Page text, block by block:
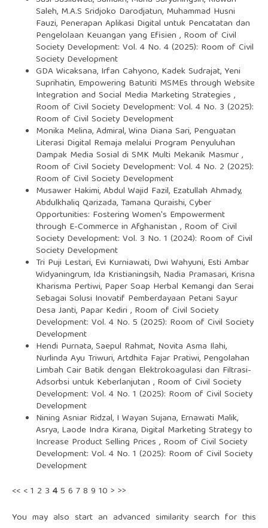
Saleh, M.A.S Sridjoko Darodjatun, Muhammad Husni
Fauzi, Penerapan Aplikasi Digital untuk Pencatatan dan
Pengelolaan Keuangan yang Efisien , Room of Civil
Society Development: Vol. 4 No. 4 (2025): Room of Civil
Society Development
GDA Wicaksana, Irfan Cahyono, Kadek Sudrajat, Yeni
Suprihatin, Empowering Baturiti MSMEs through Website
Integration and Social Media Marketing Strategies ,
Room of Civil Society Development: Vol. 4 No. 3 (2025):
Room of Civil Society Development
Monika Melina, Admiral, Wina Diana Sari, Penguatan
Literasi Digital Remaja melalui Program Penyuluhan
Dampak Media Sosial di SMK Multi Mekanik Masmur,
Room of Civil Society Development: Vol. 4 No. 2 (2025):
Room of Civil Society Development
Musawer Hakimi, Abdul Wajid Fazil, Ezatullah Ahmady,
Abdulkhaliq Qarizada, Tamana Quraishi,Cyber
Opportunities: Fostering Women's Empowerment
through E-Commerce in Afghanistan , Room of Civil
Society Development: Vol. 3 No. 1 (2024): Room of Civil
Society Development
Tri Puji Lestari, Evi Kurniawati, Dwi Wahyuni, Esti Ambar
Widyaningrum, Ida Kristianingsih, Nadia Pramasari, Krisna
Kharisma Pertiwi, Paper Soap Herbal Kemangi dan Serai
Sebagai Solusi Inovatif Pemberdayaan Petani Sayur
Desa Janti, Papar Kediri , Room of Civil Society
Development: Vol. 4 No. 5 (2025): Room of Civil Society
Development
Hendi Purnata, Saepul Rahmat, Novita Asma Ilahi,
Nurlinda Ayu Triwuri, Artdhita Fajar Pratiwi, Pengolahan
Limbah Cair Batik dengan Elektrokoagulasi dan Filtrasi-
Adsorbsi untuk Keberlanjutan , Room of Civil Society
Development: Vol. 4 No. 1 (2025): Room of Civil Society
Development
Nining Asniar Ridzal, I Wayan Sujana, Ernawati Malik,
Asrya, Laode Indra Kirana, Digital Marketing Strategy to
Increase Product Selling Prices , Room of Civil Society
Development: Vol. 4 No. 1 (2025): Room of Civil Society
Development
<< <1 2 3 45 6 78 9 10 > >>
You may also start an advanced similarity search for this